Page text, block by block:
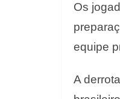
Os
equipe
A